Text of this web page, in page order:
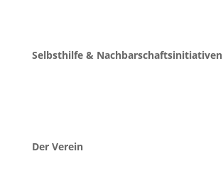
Selbsthilfe & Nachbarschaftsinitiativen
Der Verein